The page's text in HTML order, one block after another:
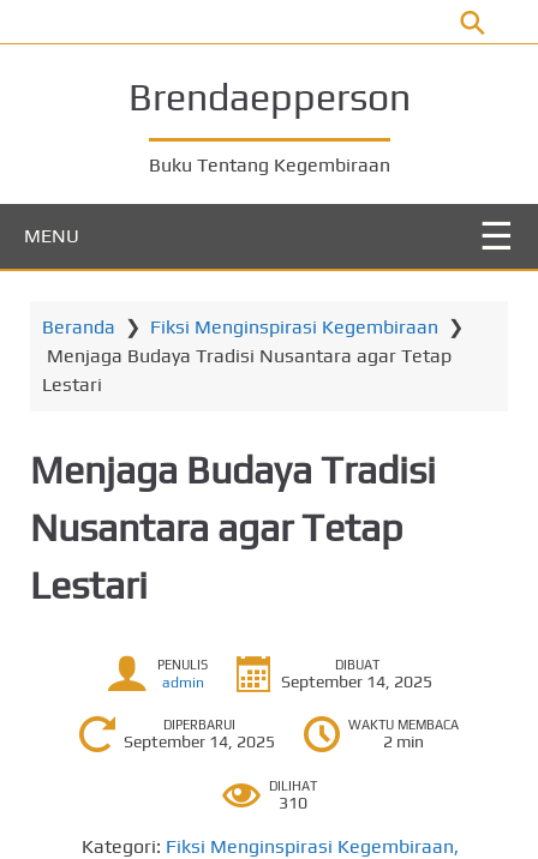
o
o
Brendaepperson
Buku Tentang Kegembiraan
MENU
Beranda ❯ Fiksi Menginspirasi Kegembiraan ❯
Menjaga Budaya Tradisi Nusantara agar Tetap
Lestari
Menjaga Budaya Tradisi
Nusantara agar Tetap
Lestari
PENULIS
admin
DIBUAT
September 14, 2025
DIPERBARUI
September 14, 2025
WAKTU MEMBACA
2 min
DILIHAT
310
Kategori: Fiksi Menginspirasi Kegembiraan,